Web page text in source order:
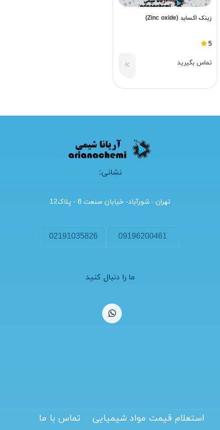
زینک اکساید (Zinc oxide)
5
تماس بگیرید
نشانی:
تهران - شورآباد- خیابان صنعت 8 - پلاک12
09196200461
02191035826
ما را دنبال کنید
استعلام قیمت مواد شیمیایی تماس با ما